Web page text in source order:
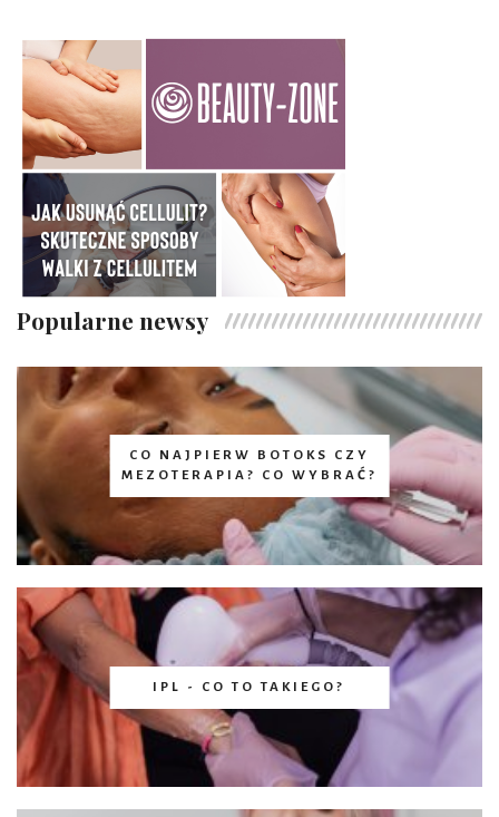
Popularne newsy
CO NAJPIERW BOTOKS CZY
MEZOTERAPIA? CO WYBRAĆ?
IPL - CO TO TAKIEGO?